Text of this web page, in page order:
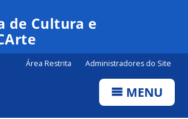
de Cultura e
Área Restrita Administradores do Site
MENU